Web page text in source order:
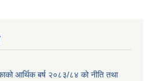
आर्थिक बर्ष २०८३/८४ को नीति तथा